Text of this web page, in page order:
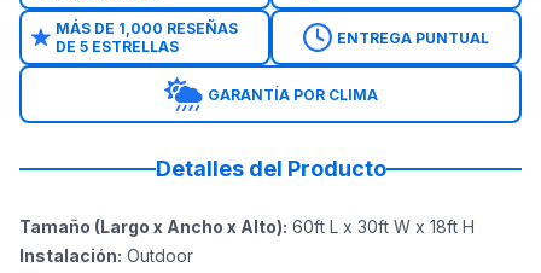
MÁS DE 1,000 RESEÑAS
DE 5 ESTRELLAS
ENTREGA PUNTUAL
GARANTÍA POR CLIMA
Detalles del Producto
Tamaño (Largo x Ancho x Alto): 60ft L x 30ft W x 18ft H
Instalación: Outdoor